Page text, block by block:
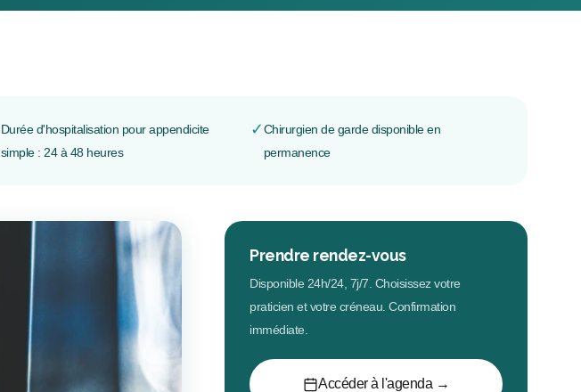
Durée d'hospitalisation pour appendicite
simple : 24 à 48 heures
✓Chirurgien de garde disponible en
permanence
Prendre rendez-vous
Disponible 24h/24, 7j/7. Choisissez votre
praticien et votre créneau. Confirmation
immédiate.
Accéder à l'agenda →